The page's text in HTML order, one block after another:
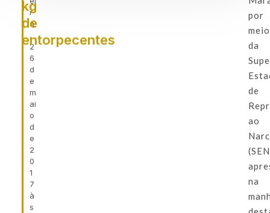
r
a
,
2
6
d
e
m
ai
o
d
e
2
0
1
7
à
s
kg
de
entorpecentes
por
meio
da
de
ao
na